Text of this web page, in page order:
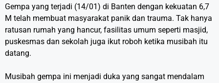
Gempa yang terjadi (14/01) di Banten dengan kekuatan 6,7
M telah membuat masyarakat panik dan trauma. Tak hanya
ratusan rumah yang hancur, fasilitas umum seperti masjid,
puskesmas dan sekolah juga ikut roboh ketika musibah itu
datang.
Musibah gempa ini menjadi duka yang sangat mendalam